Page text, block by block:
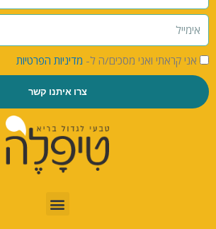
אני קראתי ואני מסכים/ה ל- מדיניות הפרטיות
צרו איתנו קשר